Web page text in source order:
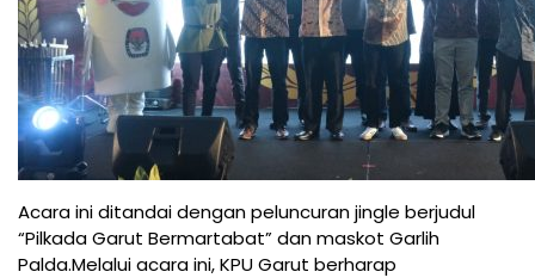
Acara ini ditandai dengan peluncuran jingle berjudul
“Pilkada Garut Bermartabat” dan maskot Garlih
Palda.Melalui acara ini, KPU Garut berharap